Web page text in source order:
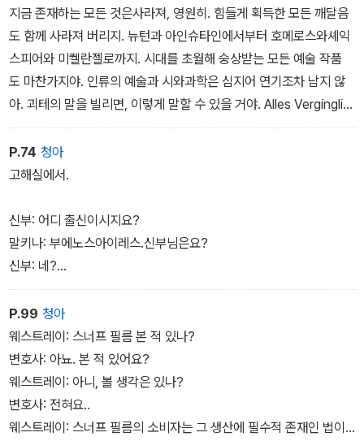
지금 존재하는 모든 것은사라져, 영원히. 힘들게 획득한 모든 깨달음
도 함께 사라져 버리지. 뉴턴과 아인슈타인에서부터 호메로스와셰익
스피어와 미켈란젤로까지. 시대를 초월해 숭상받는 모든 예술 작품
도 마찬가지야. 인류의 예술과 시와과학은 심지어 연기조차 남지 않
아. 괴테의 말을 빌리면, 이렇게 말할 수 있을 거야. Alles Verginglic
h ist nurein Gleichnis, 소멸되는 모든 것은 똑같은 법이다. 확실
히 플라톤적이지. 무엇이 똑같다는 걸까? 과연 그게진실일까?
P.74 청아
고해실에서.
신부: 어디 출신이시지요?
말키나: 부에노스아이레스.신부님은요?
신부: 네?
말키나:어디 출신이신가요?
신부:애리조나 주 피닉스입니다.
말키나:피닉스가 어디 있는지 알아요. 여자와 데이트해 본적 있어요?
신부:아뇨. 당연히 없죠.
말키나:남자와는요?
신부:아뇨. 무슨 말을 하고 싶은 겁니까?
P.99 청아
웨스트레이: 스너프 필름 본 적 있나?
변호사: 아뇨. 본 적 있어요?
웨스트레이: 아니, 볼 생각은 있나?
변호사: 전혀요..
웨스트레이: 스너프 필름의 소비자는 그 생산에 필수적 존재인 법이